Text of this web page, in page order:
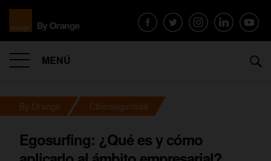
MENÚ
By Orange Ciberseguridad
Egosurfing: ¿Qué es y cómo